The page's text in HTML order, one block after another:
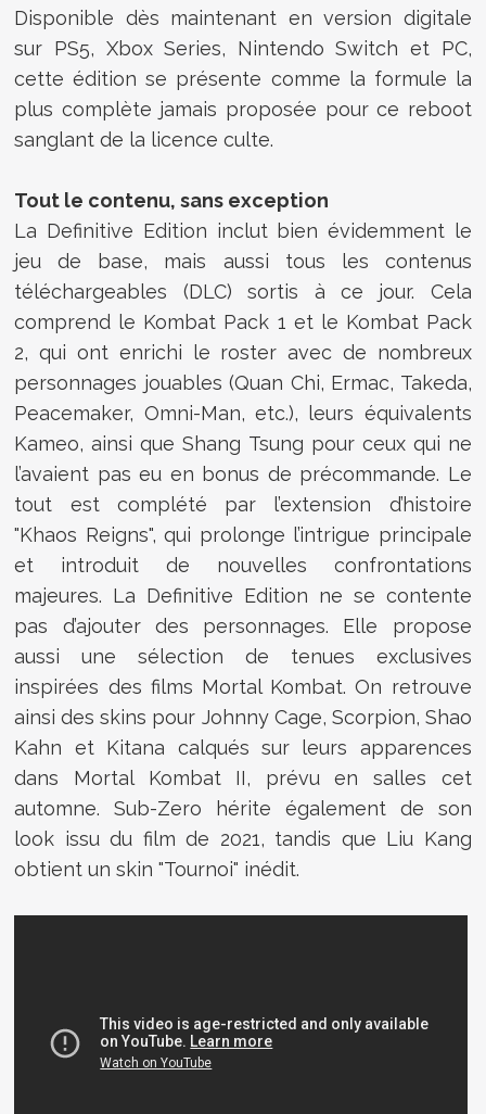
Disponible dès maintenant en version digitale
sur PS5, Xbox Series, Nintendo Switch et PC,
cette édition se présente comme la formule la
plus complète jamais proposée pour ce reboot
sanglant de la licence culte.
Tout le contenu, sans exception
La Definitive Edition inclut bien évidemment le
jeu de base, mais aussi tous les contenus
téléchargeables (DLC) sortis à ce jour. Cela
comprend le Kombat Pack 1 et le Kombat Pack
2, qui ont enrichi le roster avec de nombreux
personnages jouables (Quan Chi, Ermac, Takeda,
Peacemaker, Omni-Man, etc.), leurs équivalents
Kameo, ainsi que Shang Tsung pour ceux qui ne
l’avaient pas eu en bonus de précommande. Le
tout est complété par l’extension d’histoire
"Khaos Reigns", qui prolonge l’intrigue principale
et introduit de nouvelles confrontations
majeures. La Definitive Edition ne se contente
pas d’ajouter des personnages. Elle propose
aussi une sélection de tenues exclusives
inspirées des films Mortal Kombat. On retrouve
ainsi des skins pour Johnny Cage, Scorpion, Shao
Kahn et Kitana calqués sur leurs apparences
dans Mortal Kombat II, prévu en salles cet
automne. Sub-Zero hérite également de son
look issu du film de 2021, tandis que Liu Kang
obtient un skin "Tournoi" inédit.